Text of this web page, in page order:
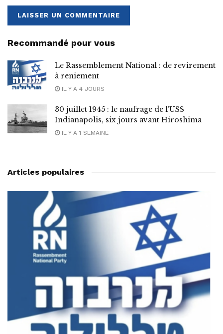
Recommandé pour vous
Le Rassemblement National : de revirement
à reniement
IL Y A 4 JOURS
30 juillet 1945 : le naufrage de l’USS
Indianapolis, six jours avant Hiroshima
IL Y A 1 SEMAINE
Articles populaires